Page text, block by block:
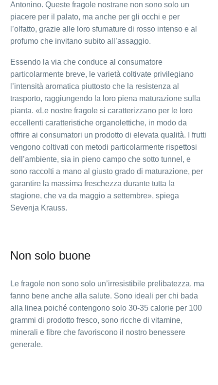
Antonino. Queste fragole nostrane non sono solo un
piacere per il palato, ma anche per gli occhi e per
l’olfatto, grazie alle loro sfumature di rosso intenso e al
profumo che invitano subito all’assaggio.
Essendo la via che conduce al consumatore
particolarmente breve, le varietà coltivate privilegiano
l’intensità aromatica piuttosto che la resistenza al
trasporto, raggiungendo la loro piena maturazione sulla
pianta. «Le nostre fragole si caratterizzano per le loro
eccellenti caratteristiche organolettiche, in modo da
offrire ai consumatori un prodotto di elevata qualità. I frutti
vengono coltivati con metodi particolarmente rispettosi
dell’ambiente, sia in pieno campo che sotto tunnel, e
sono raccolti a mano al giusto grado di maturazione, per
garantire la massima freschezza durante tutta la
stagione, che va da maggio a settembre», spiega
Sevenja Krauss.
Non solo buone
Le fragole non sono solo un’irresistibile prelibatezza, ma
fanno bene anche alla salute. Sono ideali per chi bada
alla linea poiché contengono solo 30-35 calorie per 100
grammi di prodotto fresco, sono ricche di vitamine,
minerali e fibre che favoriscono il nostro benessere
generale.